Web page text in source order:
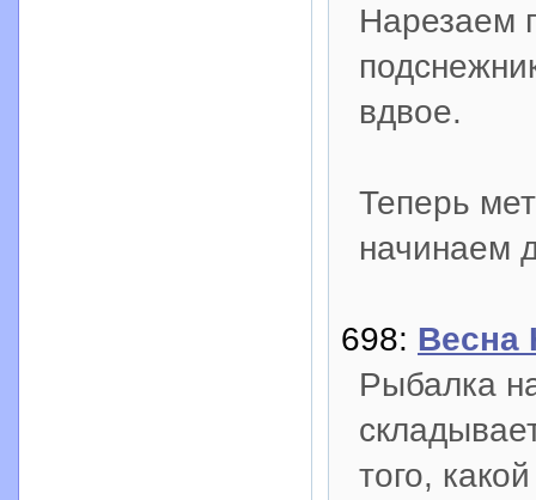
Нарезаем
вдвое.
Теперь
начинаем
698: Весна
Рыбалка
того,